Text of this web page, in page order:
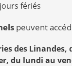
fériés
peuvent
des Linandes,
du lundi au